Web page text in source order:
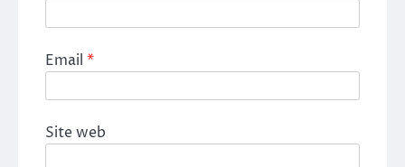
Email *
Site web